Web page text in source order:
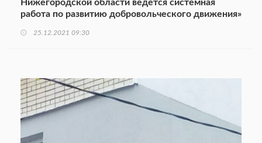
Нижегородской области ведется системная
работа по развитию добровольческого движения»
25.12.2021 09:30